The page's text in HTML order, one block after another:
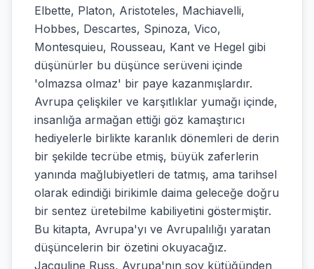
Elbette, Platon, Aristoteles, Machiavelli,
Hobbes, Descartes, Spinoza, Vico,
Montesquieu, Rousseau, Kant ve Hegel gibi
düşünürler bu düşünce serüveni içinde
'olmazsa olmaz' bir paye kazanmışlardır.
Avrupa çelişkiler ve karşıtlıklar yumağı içinde,
insanlığa armağan ettiği göz kamaştırıcı
hediyelerle birlikte karanlık dönemleri de derin
bir şekilde tecrübe etmiş, büyük zaferlerin
yanında mağlubiyetleri de tatmış, ama tarihsel
olarak edindiği birikimle daima geleceğe doğru
bir sentez üretebilme kabiliyetini göstermiştir.
Bu kitapta, Avrupa'yı ve Avrupalılığı yaratan
düşüncelerin bir özetini okuyacağız.
Jacquline Russ, Avrupa'nın soy kütüğünden